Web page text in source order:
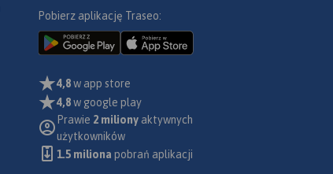
Pobierz aplikację Traseo:
4,8w app store
4,8w google play
Prawie 2 miliony aktywnych
użytkowników
1.5 miliona pobrań aplikacji